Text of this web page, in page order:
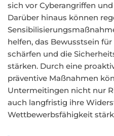
sich vor Cyberangriffen
Darüber hinaus können
helfen, das Bewusstsein
schärfen und die
stärken. Durch eine
präventive Maßnahmen
Untermeitingen nicht nur
auch langfristig ihre
Wettbewerbsfähigkeit